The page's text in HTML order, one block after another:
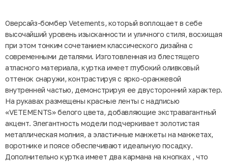
Оверсайз-бомбер Vetements, который воплощает в себе
высочайший уровень изысканности и уличного стиля, восхищая
при этом тонким сочетанием классического дизайна с
современными деталями. Изготовленная из блестящего
атласного материала, куртка имеет глубокий оливковый
оттенок снаружи, контрастируя с ярко-оранжевой
внутренней частью, демонстрируя ее двусторонний характер.
На рукавах размещены красные ленты с надписью
«VETEMENTS» белого цвета, добавляющие экстравагантный
акцент. Элегантность модели подчеркивает золотистая
металлическая молния, а эластичные манжеты на манжетах,
воротнике и поясе обеспечивают идеальную посадку.
Дополнительно куртка имеет два кармана на кнопках , что